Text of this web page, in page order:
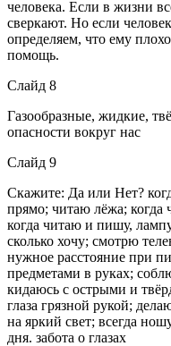
человека. Если в жизни
сверкают. Но если
определяем, что ему
помощь.
Слайд 8
Газообразные, жидкие,
опасности вокруг нас
Слайд 9
Скажите: Да или Нет?
прямо; читаю лёжа; когда
когда читаю и пишу,
сколько хочу; смотрю
нужное расстояние при
предметами в руках;
кидаюсь с острыми и
глаза грязной рукой;
на яркий свет; всегда
дня. забота о глазах